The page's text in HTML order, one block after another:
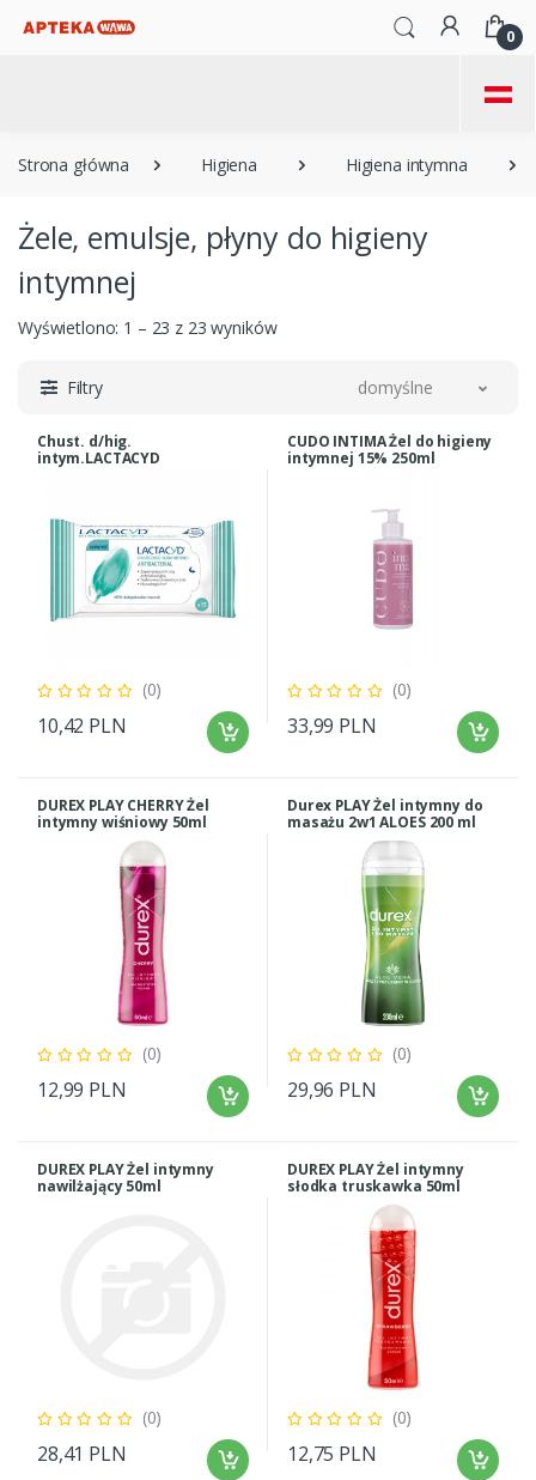
0
=
Strona główna Higiena Higiena intymna
Żele, emulsje, płyny do higieny
intymnej
Wyświetlono: 1 – 23 z 23 wyników
Filtry domyślne
Chust. d/hig.
intym.LACTACYD
(0)
10,42 PLN
CUDO INTIMA Żel do higieny
intymnej 15% 250ml
(0)
33,99 PLN
DUREX PLAY CHERRY Żel
intymny wiśniowy 50ml
(0)
12,99 PLN
Durex PLAY Żel intymny do
masażu 2w1 ALOES 200 ml
(0)
29,96 PLN
DUREX PLAY Żel intymny
nawilżający 50ml
(0)
28,41 PLN
DUREX PLAY Żel intymny
słodka truskawka 50ml
(0)
12,75 PLN